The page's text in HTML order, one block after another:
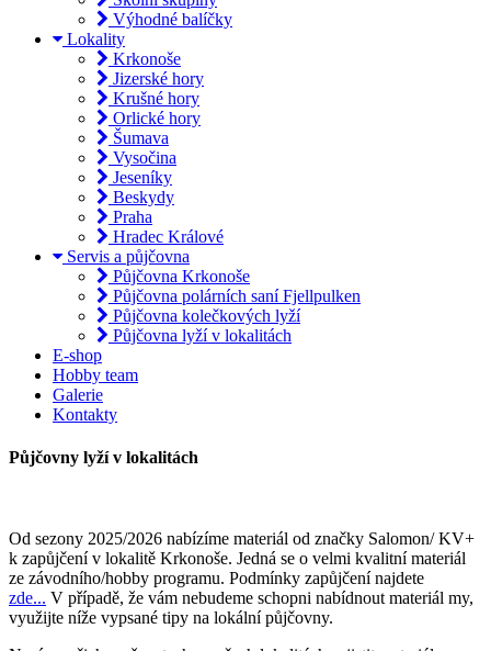
Výhodné balíčky
Lokality
Krkonoše
Jizerské hory
Krušné hory
Orlické hory
Šumava
Vysočina
Jeseníky
Beskydy
Praha
Hradec Králové
Servis a půjčovna
Půjčovna Krkonoše
Půjčovna polárních saní Fjellpulken
Půjčovna kolečkových lyží
Půjčovna lyží v lokalitách
E-shop
Hobby team
Galerie
Kontakty
Půjčovny lyží v lokalitách
Od sezony 2025/2026 nabízíme materiál od značky Salomon/ KV+
k zapůjčení v lokalitě Krkonoše. Jedná se o velmi kvalitní materiál
ze závodního/hobby programu. Podmínky zapůjčení najdete
zde... V případě, že vám nebudeme schopni nabídnout materiál my,
využijte níže vypsané tipy na lokální půjčovny.